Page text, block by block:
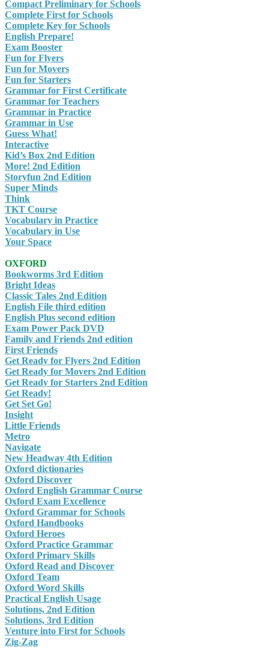
Compact Preliminary for Schools
Complete First for Schools
Complete Key for Schools
English Prepare!
Exam Booster
Fun for Flyers
Fun for Movers
Fun for Starters
Grammar for First Certificate
Grammar for Teachers
Grammar in Practice
Grammar in Use
Guess What!
Interactive
Kid’s Box 2nd Edition
More! 2nd Edition
Storyfun 2nd Edition
Super Minds
Think
TKT Course
Vocabulary in Practice
Vocabulary in Use
Your Space
OXFORD
Bookworms 3rd Edition
Bright Ideas
Classic Tales 2nd Edition
English File third edition
English Plus second edition
Exam Power Pack DVD
Family and Friends 2nd edition
First Friends
Get Ready for Flyers 2nd Edition
Get Ready for Movers 2nd Edition
Get Ready for Starters 2nd Edition
Get Ready!
Get Set Go!
Insight
Little Friends
Metro
Navigate
New Headway 4th Edition
Oxford dictionaries
Oxford Discover
Oxford English Grammar Course
Oxford Exam Excellence
Oxford Grammar for Schools
Oxford Handbooks
Oxford Heroes
Oxford Practice Grammar
Oxford Primary Skills
Oxford Read and Discover
Oxford Team
Oxford Word Skills
Practical English Usage
Solutions, 2nd Edition
Solutions, 3rd Edition
Venture into First for Schools
Zig-Zag